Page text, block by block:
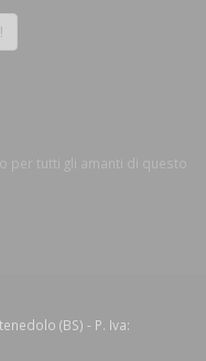
per tutti gli amanti di questo
(BS) - P. Iva: